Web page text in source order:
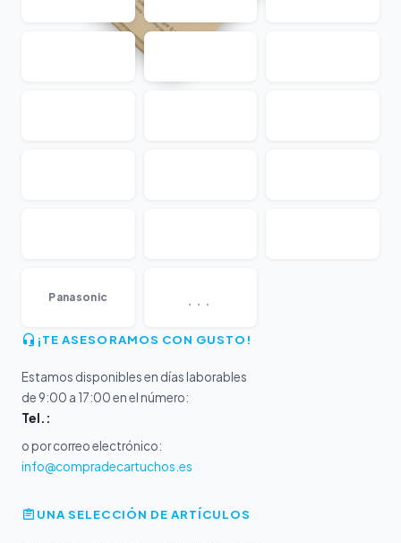
Panasonic ...
¡TE ASESORAMOS CON GUSTO!
Estamos disponibles en días laborables
de 9:00 a 17:00 en el número:
Tel.:
o por correo electrónico:
info@compradecartuchos.es
UNA SELECCIÓN DE ARTÍCULOS